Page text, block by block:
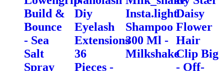
Build &
Bounce
- Sea
Salt
Spray
Diy
Eyelash
Extensions
36
Pieces -
Insta.light
Shampoo
300 Ml -
Milkshake
Daisy
Flower
Hair
Clip Big
- Off-